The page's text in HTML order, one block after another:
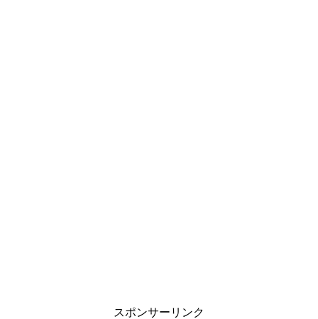
スポンサーリンク